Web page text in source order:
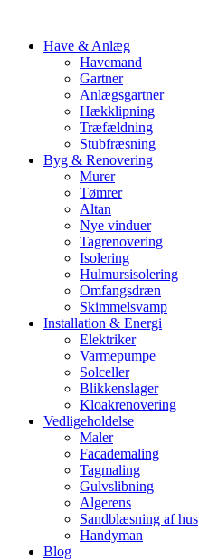
Have & Anlæg
Havemand
Gartner
Anlægsgartner
Hækklipning
Træfældning
Stubfræsning
Byg & Renovering
Murer
Tømrer
Altan
Nye vinduer
Tagrenovering
Isolering
Hulmursisolering
Omfangsdræn
Skimmelsvamp
Installation & Energi
Elektriker
Varmepumpe
Solceller
Blikkenslager
Kloakrenovering
Vedligeholdelse
Maler
Facademaling
Tagmaling
Gulvslibning
Algerens
Sandblæsning af hus
Handyman
Blog